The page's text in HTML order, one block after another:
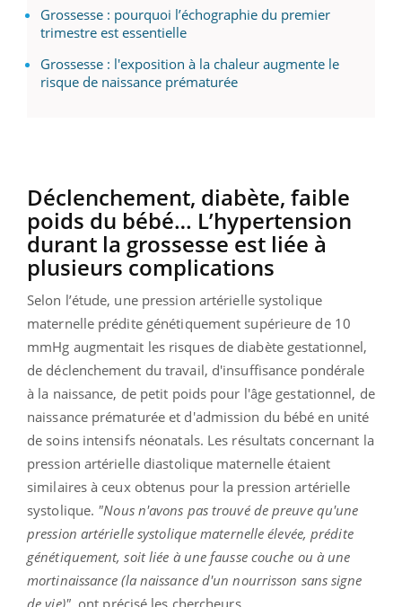
Grossesse : pourquoi l’échographie du premier
trimestre est essentielle
Grossesse : l'exposition à la chaleur augmente le
risque de naissance prématurée
Déclenchement, diabète, faible
poids du bébé… L’hypertension
durant la grossesse est liée à
plusieurs complications
Selon l’étude, une pression artérielle systolique
maternelle prédite génétiquement supérieure de 10
mmHg augmentait les risques de diabète gestationnel,
de déclenchement du travail, d'insuffisance pondérale
à la naissance, de petit poids pour l'âge gestationnel, de
naissance prématurée et d'admission du bébé en unité
de soins intensifs néonatals. Les résultats concernant la
pression artérielle diastolique maternelle étaient
similaires à ceux obtenus pour la pression artérielle
systolique. "Nous n'avons pas trouvé de preuve qu'une
pression artérielle systolique maternelle élevée, prédite
génétiquement, soit liée à une fausse couche ou à une
mortinaissance (la naissance d'un nourrisson sans signe
de vie)", ont précisé les chercheurs.